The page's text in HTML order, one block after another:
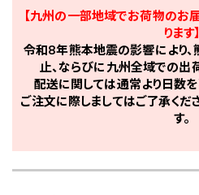
【九州の一部地域でお荷物のお
ります】
令和8年熊本地震の影響により
止、ならびに九州全域での出
配送に関しては通常より日数を
ご注文に際しましてはご了承くだ
す。